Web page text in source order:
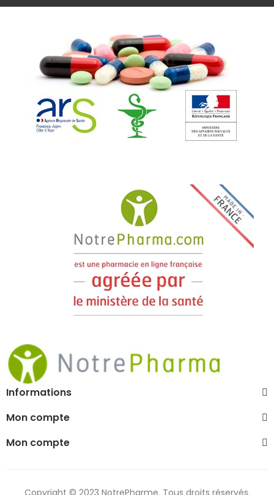
Informations
Mon compte
Mon compte